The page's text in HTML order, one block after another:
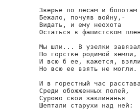
Зверье по лесам и болотам
Бежало, почуяв войну,-
Видать, и ему неохота
Остаться в фашистском
Мы шли... В узелки
По горстке родимой земли,
И всю б ее, кажется,
Но всю ее взять не могли.
И в горестный час
Среди обожженных полей,
Сурово свои заклинанья
Шептали старухи над ней: